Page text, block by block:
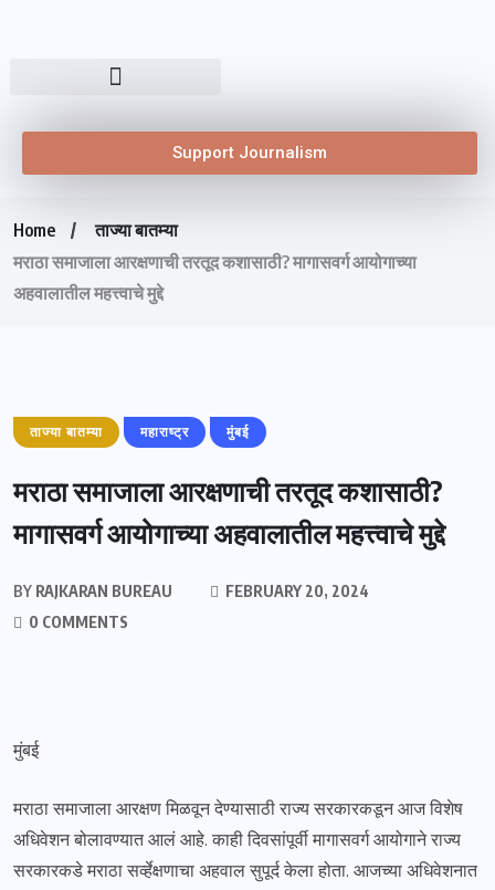
Support Journalism
Home
ताज्या बातम्या
मराठा समाजाला आरक्षणाची तरतूद कशासाठी? मागासवर्ग आयोगाच्या
अहवालातील महत्त्वाचे मुद्दे
ताज्या बातम्या महाराष्ट्र मुंबई
मराठा समाजाला आरक्षणाची तरतूद कशासाठी?
मागासवर्ग आयोगाच्या अहवालातील महत्त्वाचे मुद्दे
BY RAJKARAN BUREAU
FEBRUARY 20, 2024
0 COMMENTS
मुंबई
मराठा समाजाला आरक्षण मिळवून देण्यासाठी राज्य सरकारकडून आज विशेष
अधिवेशन बोलावण्यात आलं आहे. काही दिवसांपूर्वी मागासवर्ग आयोगाने राज्य
सरकारकडे मराठा सर्व्हेक्षणाचा अहवाल सुपूर्द केला होता. आजच्या अधिवेशनात